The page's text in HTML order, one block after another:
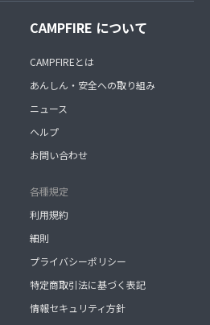
CAMPFIRE について
CAMPFIREとは
あんしん・安全への取り組み
ニュース
ヘルプ
お問い合わせ
各種規定
利用規約
細則
プライバシーポリシー
特定商取引法に基づく表記
情報セキュリティ方針